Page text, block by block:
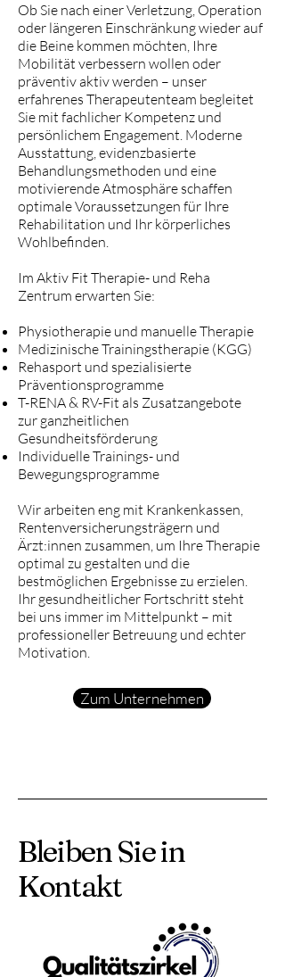
Ob Sie nach einer Verletzung, Operation
oder längeren Einschränkung wieder auf
die Beine kommen möchten, Ihre
Mobilität verbessern wollen oder
präventiv aktiv werden – unser
erfahrenes Therapeutenteam begleitet
Sie mit fachlicher Kompetenz und
persönlichem Engagement. Moderne
Ausstattung, evidenzbasierte
Behandlungsmethoden und eine
motivierende Atmosphäre schaffen
optimale Voraussetzungen für Ihre
Rehabilitation und Ihr körperliches
Wohlbefinden.
Im Aktiv Fit Therapie- und Reha
Zentrum erwarten Sie:
Physiotherapie und manuelle Therapie
Medizinische Trainingstherapie (KGG)
Rehasport und spezialisierte
Präventionsprogramme
T-RENA & RV-Fit als Zusatzangebote
zur ganzheitlichen
Gesundheitsförderung
Individuelle Trainings- und
Bewegungsprogramme
Wir arbeiten eng mit Krankenkassen,
Rentenversicherungsträgern und
Ärzt:innen zusammen, um Ihre Therapie
optimal zu gestalten und die
bestmöglichen Ergebnisse zu erzielen.
Ihr gesundheitlicher Fortschritt steht
bei uns immer im Mittelpunkt – mit
professioneller Betreuung und echter
Motivation.
Zum Unternehmen
Bleiben Sie in
Kontakt